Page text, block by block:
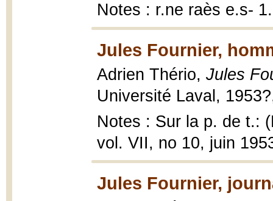
Notes : r.ne raès e.s-
Jules Fournier,
Adrien Thério, Jules
Université Laval,
Notes : Sur la p. de t.:
vol. VII, no 10, juin
Jules Fournier,